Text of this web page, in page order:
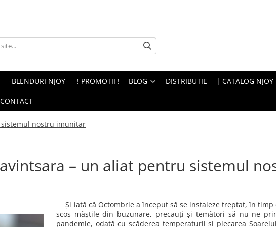
-BLENDURI NJOY- ! PROMOTII ! BLOG DISTRIBUTIE | CATALOG NJOY
CONTACT
nostru imunitar
– un aliat pentru sistemul
Și iată că Octombrie a început să se instaleze treptat, în
scos măștile din buzunare, precauți și temători să nu ne
pandemie, odată cu scăderea temperaturii și plecarea